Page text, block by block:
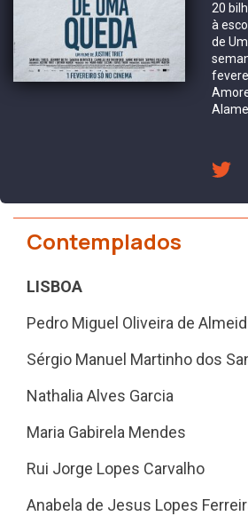
20
à
de
Contemplados
LISBOA
Pedro Miguel Oliveira de
Sérgio Manuel Martinho dos
Nathalia Alves Garcia
Maria Gabirela Mendes
Rui Jorge Lopes Carvalho
Anabela de Jesus Lopes